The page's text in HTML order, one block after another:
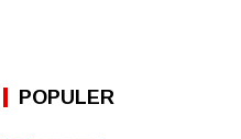
POPULER